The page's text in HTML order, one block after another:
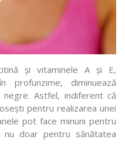
și vitaminele A și E,
profunzime, diminuează
Astfel, indiferent că
pentru realizarea unei
pot face minuni pentru
nu doar pentru sănătatea